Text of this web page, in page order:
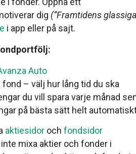
dig (”Framtidens glassiga
i app eller på sajt.
Auto
– välj hur lång tid du ska
du vill spara varje månad
på bästa sätt helt
aktiesidoroch fondsidor
mixa aktier och fonder i